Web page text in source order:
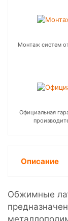
Монтаж систем
Официальная
Описание
Обжимные